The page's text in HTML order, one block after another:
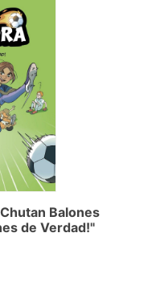
Balones
de Verdad!"